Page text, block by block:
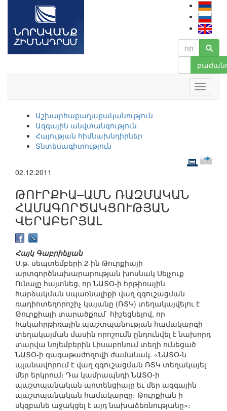
Աշխարհաքաղաքականություն
Ազգային անվտանգություն
Հայության հիմնախնդիրներ
Տնտեսագիտություն
02.12.2011
ԹՈՒՐՔԻԱ–ԱՄՆ ՌԱԶՄԱԿԱՆ
ՀԱՄԱԳՈՐԾԱԿՑՈՒԹՅԱՆ
ՎԵՐԱԲԵՐՅԱԼ
Հայկ Գաբրիելյան
Ս.թ. սեպտեմբերի 2-ին Թուրքիայի
արտգործնախարարության խոսնակ Սելչուք
Ունալը հայտնեց, որ ՆԱՏՕ-ի հրթիռային
հարձակման սպառնալիքի վաղ զգուշացման
ռադիոտեղորոշիչ կայանը (ՌՏԿ) տեղակայվելու է
Թուրքիայի տարածքում` հիշեցնելով, որ
հակահրթիռային պաշտպանության համակարգի
տեղակայման մասին որոշումն ընդունվել է նախորդ
տարվա նոյեմբերին Լիսաբոնում տեղի ունեցած
ՆԱՏՕ-ի գագաթաժողովի ժամանակ. «ՆԱՏՕ-ն
պլանավորում է վաղ զգուշացման ՌՏԿ տեղակայել
մեր երկրում։ Դա կամրապնդի ՆԱՏՕ-ի
պաշտպանական պոտենցիալը եւ մեր ազգային
պաշտպանական համակարգը։ Թուրքիան ի
սկզբանե աջակցել է այդ նախաձեռնությանը»։